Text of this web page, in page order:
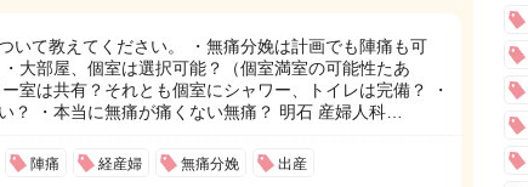
いて教えてください。 ・無痛分娩は計画でも陣痛も可
大部屋、個室は選択可能？（個室満室の可能性たあ
室は共有？それとも個室にシャワー、トイレは完備？ ・
？ ・本当に無痛が痛くない無痛？ 明石 産婦人科…
陣痛 経産婦 無痛分娩 出産